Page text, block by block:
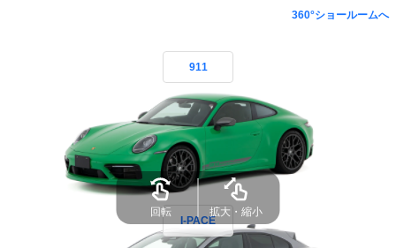
360°ショールームへ
911
I-PACE
回転 拡大・縮小